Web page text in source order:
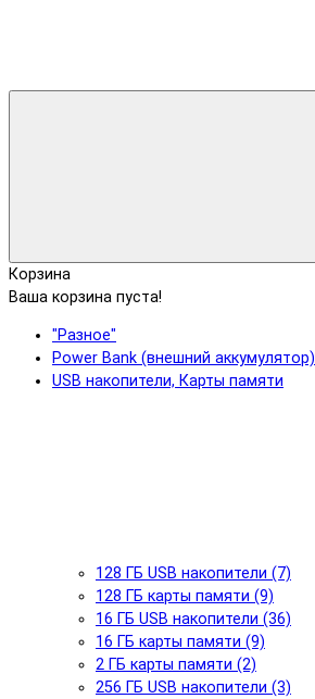
Корзина
Ваша корзина пуста!
"Разное"
Power Bank (внешний аккумулятор)
USB накопители, Карты памяти
128 ГБ USB накопители (7)
128 ГБ карты памяти (9)
16 ГБ USB накопители (36)
16 ГБ карты памяти (9)
2 ГБ карты памяти (2)
256 ГБ USB накопители (3)